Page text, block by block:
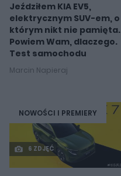
Jeździłem KIA EV5,
elektrycznym SUV-em, o
którym nikt nie pamięta.
Powiem Wam, dlaczego.
Test samochodu
Marcin Napieraj
NOWOŚCI I PREMIERY
6 ZDJĘĆ